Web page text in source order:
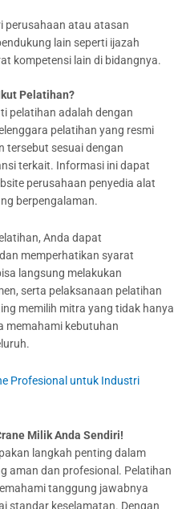
perusahaan atau atasan
lain seperti ijazah
kompetensi lain di bidangnya.
Pelatihan?
pelatihan adalah dengan
pelatihan yang resmi
tersebut sesuai dengan
terkait. Informasi ini dapat
perusahaan penyedia alat
berpengalaman.
Anda dapat
memperhatikan syarat
langsung melakukan
serta pelaksanaan pelatihan
memilih mitra yang tidak hanya
memahami kebutuhan
Profesional untuk Industri
Milik Anda Sendiri!
langkah penting dalam
aman dan profesional. Pelatihan
tanggung jawabnya
standar keselamatan. Dengan